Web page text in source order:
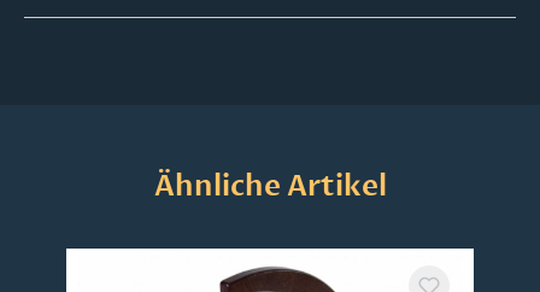
Produktgalerie überspringen
Ähnliche Artikel